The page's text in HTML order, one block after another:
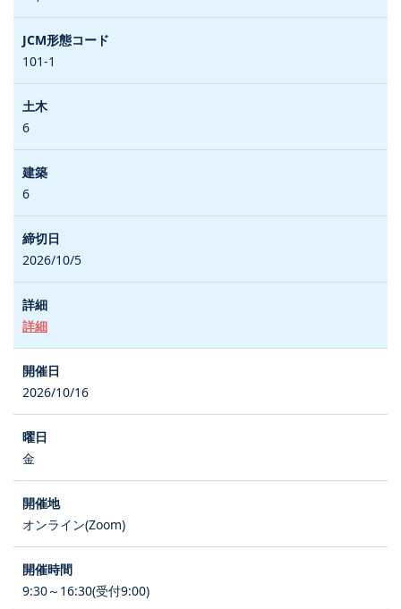
101-1
6
6
2026/10/5
詳細
2026/10/16
金
オンライン(Zoom)
9:30～16:30(受付9:00)